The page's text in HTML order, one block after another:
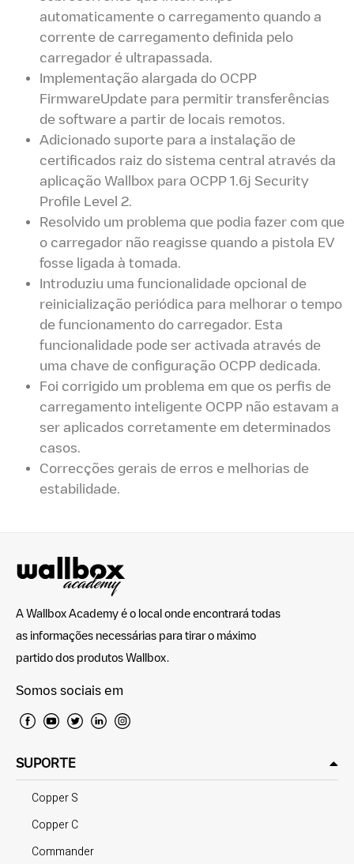
automaticamente o carregamento quando a
corrente de carregamento definida pelo
carregador é ultrapassada.
Implementação alargada do OCPP
FirmwareUpdate para permitir transferências
de software a partir de locais remotos.
Adicionado suporte para a instalação de
certificados raiz do sistema central através da
aplicação Wallbox para OCPP 1.6j Security
Profile Level 2.
Resolvido um problema que podia fazer com que
o carregador não reagisse quando a pistola EV
fosse ligada à tomada.
Introduziu uma funcionalidade opcional de
reinicialização periódica para melhorar o tempo
de funcionamento do carregador. Esta
funcionalidade pode ser activada através de
uma chave de configuração OCPP dedicada.
Foi corrigido um problema em que os perfis de
carregamento inteligente OCPP não estavam a
ser aplicados corretamente em determinados
casos.
Correcções gerais de erros e melhorias de
estabilidade.
A Wallbox Academy é o local onde encontrará todas
as informações necessárias para tirar o máximo
partido dos produtos Wallbox.
Somos sociais em
SUPORTE
Copper S
Copper C
Commander